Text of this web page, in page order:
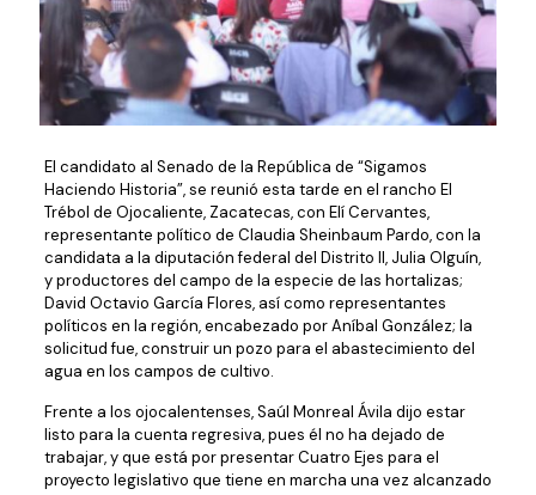
El candidato al Senado de la República de “Sigamos
Haciendo Historia”, se reunió esta tarde en el rancho El
Trébol de Ojocaliente, Zacatecas, con Elí Cervantes,
representante político de Claudia Sheinbaum Pardo, con la
candidata a la diputación federal del Distrito II, Julia Olguín,
y productores del campo de la especie de las hortalizas;
David Octavio García Flores, así como representantes
políticos en la región, encabezado por Aníbal González; la
solicitud fue, construir un pozo para el abastecimiento del
agua en los campos de cultivo.
Frente a los ojocalentenses, Saúl Monreal Ávila dijo estar
listo para la cuenta regresiva, pues él no ha dejado de
trabajar, y que está por presentar Cuatro Ejes para el
proyecto legislativo que tiene en marcha una vez alcanzado